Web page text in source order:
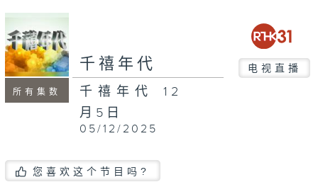
24
seconds
所有集数
千禧年代 电视直播
千禧年代 12
月5日
05/12/2025
您喜欢这个节目吗?